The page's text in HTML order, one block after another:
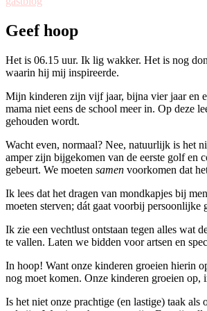
Geef hoop
Het is 06.15 uur. Ik lig wakker. Het is nog
waarin hij mij inspireerde.
Mijn kinderen zijn vijf jaar, bijna vier jaar en
mama niet eens de school meer in. Op deze
gehouden wordt.
Wacht even, normaal? Nee, natuurlijk is het
amper zijn bijgekomen van de eerste golf en
gebeurt. We moeten samen voorkomen dat
Ik lees dat het dragen van mondkapjes bij
moeten sterven; dát gaat voorbij persoonlijke
Ik zie een vechtlust ontstaan tegen alles wat
te vallen. Laten we bidden voor artsen en
In hoop! Want onze kinderen groeien hierin
nog moet komen. Onze kinderen groeien
Is het niet onze prachtige (en lastige) taak